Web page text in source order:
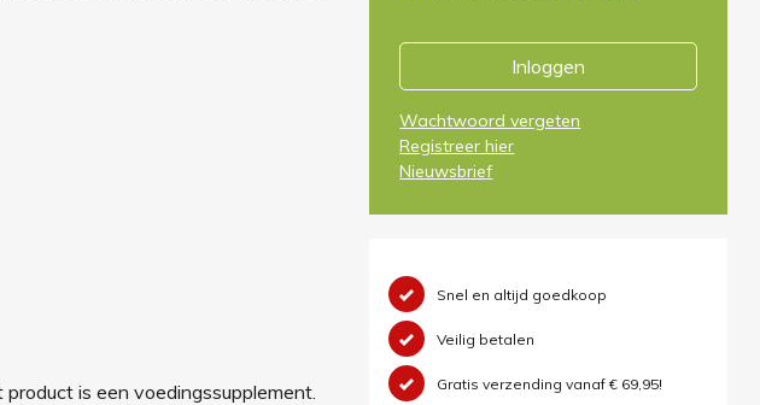
product is een voedingssupplement.
Inloggen
Wachtwoord vergeten
Registreer hier
Nieuwsbrief
Snel en altijd goedkoop
Veilig betalen
Gratis verzending vanaf € 69,95!